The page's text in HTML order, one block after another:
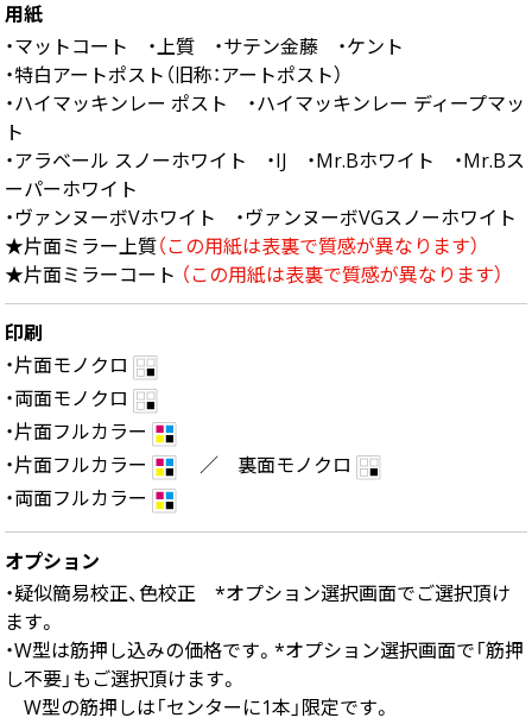
用紙
・マットコート ・上質 ・サテン金藤 ・ケント
・特白アートポスト（旧称：アートポスト）
・ハイマッキンレー ポスト ・ハイマッキンレー ディープマッ
ト
・アラベール スノーホワイト ・IJ ・Mr.Bホワイト ・Mr.Bス
ーパーホワイト
・ヴァンヌーボVホワイト ・ヴァンヌーボVGスノーホワイト
★片面ミラー上質（この用紙は表裏で質感が異なります）
★片面ミラーコート （この用紙は表裏で質感が異なります）
印刷
・片面モノクロ
・両面モノクロ
・片面フルカラー
・片面フルカラー
／ 裏面モノクロ
・両面フルカラー
オプション
・疑似簡易校正、色校正 *オプション選択画面でご選択頂け
ます。
・W型は筋押し込みの価格です。*オプション選択画面で「筋押
し不要」もご選択頂けます。
W型の筋押しは「センターに1本」限定です。